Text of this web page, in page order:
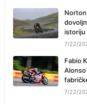
istoriju
7/22/
Fabio
7/22/